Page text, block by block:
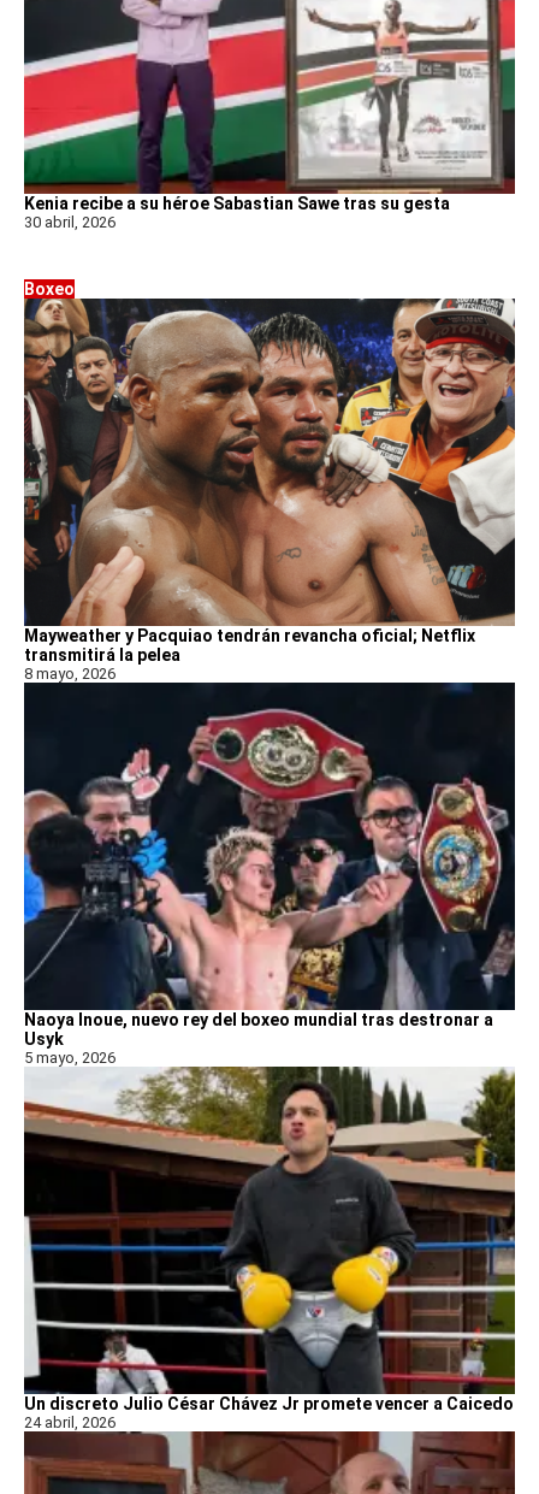
Kenia recibe a su héroe Sabastian Sawe tras su gesta
30 abril, 2026
Boxeo
Mayweather y Pacquiao tendrán revancha oficial; Netflix
transmitirá la pelea
8 mayo, 2026
Naoya Inoue, nuevo rey del boxeo mundial tras destronar a
Usyk
5 mayo, 2026
Un discreto Julio César Chávez Jr promete vencer a Caicedo
24 abril, 2026